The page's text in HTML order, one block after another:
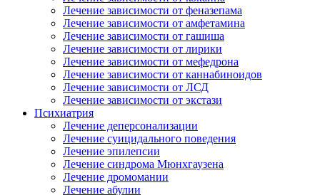
Лечение зависимости от феназепама
Лечение зависимости от амфетамина
Лечение зависимости от гашиша
Лечение зависимости от лирики
Лечение зависимости от мефедрона
Лечение зависимости от каннабиноидов
Лечение зависимости от ЛСД
Лечение зависимости от экстази
Психиатрия
Лечение деперсонализации
Лечение суицидального поведения
Лечение эпилепсии
Лечение синдрома Мюнхгаузена
Лечение дромомании
Лечение абулии